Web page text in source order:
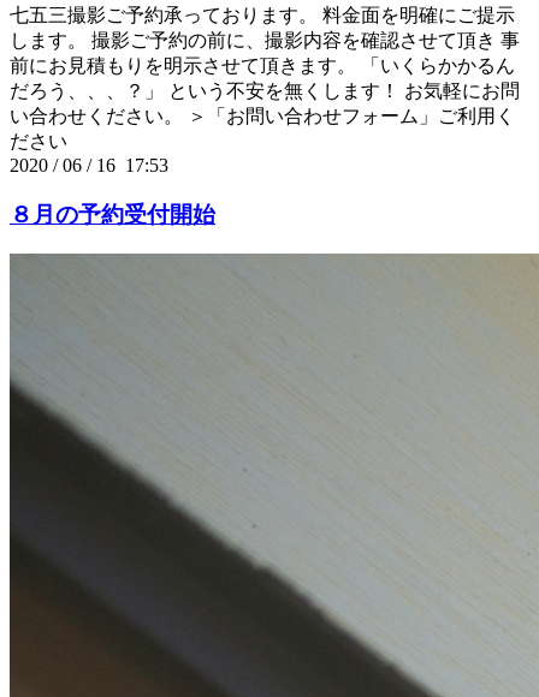
七五三撮影ご予約承っております。 料金面を明確にご提示
します。 撮影ご予約の前に、撮影内容を確認させて頂き 事
前にお見積もりを明示させて頂きます。 「いくらかかるん
だろう、、、？」 という不安を無くします！ お気軽にお問
い合わせください。 ＞「お問い合わせフォーム」ご利用く
ださい
2020 /06 / 16 17:53
８月の予約受付開始